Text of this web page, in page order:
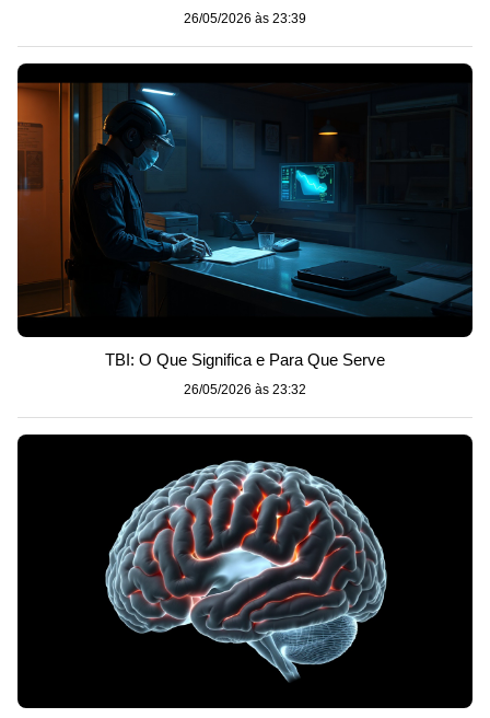
26/05/2026 às 23:39
TBI: O Que Significa e Para Que Serve
26/05/2026 às 23:32